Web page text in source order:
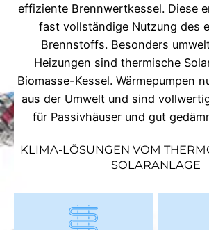
effiziente Brennwertkessel. Diese
fast vollständige Nutzung des
Brennstoffs. Besonders
Heizungen sind thermische
Biomasse-Kessel. Wärmepumpen
aus der Umwelt und sind
für Passivhäuser und gut
KLIMA-LÖSUNGEN VOM
SOLARANLAGE